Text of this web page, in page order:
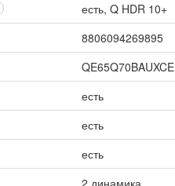
есть, Q HDR 10+
8806094269895
QE65Q70BAUXCE
есть
есть
есть
2 динамика